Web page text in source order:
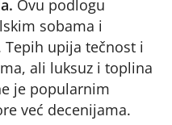
Ovu podlogu
sobama i
upija tečnost i
ali luksuz i toplina
je popularnim
već decenijama.